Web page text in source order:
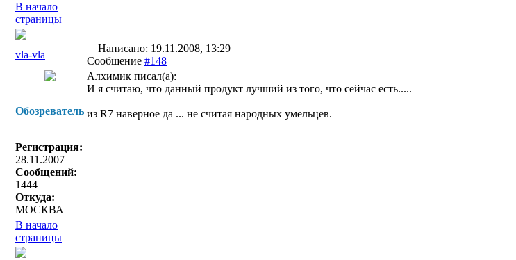
В начало
страницы
vla-vla
Написано: 19.11.2008, 13:29
Сообщение #148
Обозреватель
Регистрация:
28.11.2007
Сообщений:
1444
Откуда:
МОСКВА
Алхимик писал(a):
И я считаю, что данный продукт лучший из того, что сейчас есть.....
из R7 наверное да ... не считая народных умельцев.
В начало
страницы